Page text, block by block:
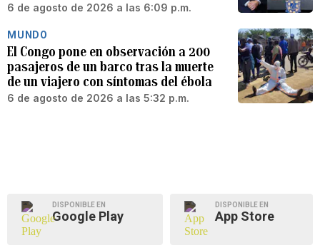
6 de agosto de 2026 a las 6:09 p.m.
MUNDO
El Congo pone en observación a 200
pasajeros de un barco tras la muerte
de un viajero con síntomas del ébola
6 de agosto de 2026 a las 5:32 p.m.
DISPONIBLE EN
Google Play
DISPONIBLE EN
App Store